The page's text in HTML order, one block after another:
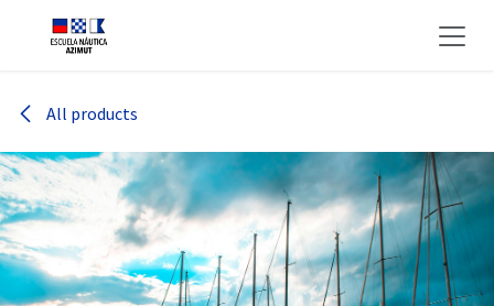
Ir al contenido
All products